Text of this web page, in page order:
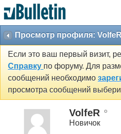
Просмотр профиля: VolfeR
Если это ваш первый визит,
Справку по форуму. Для
сообщений необходимо
просмотра сообщений
VolfeR
Новичок